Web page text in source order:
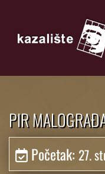
PIR
Početak: 27.